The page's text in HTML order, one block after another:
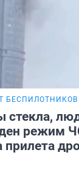
БЕСПИЛОТНИКОВ
стекла,
режим
прилета